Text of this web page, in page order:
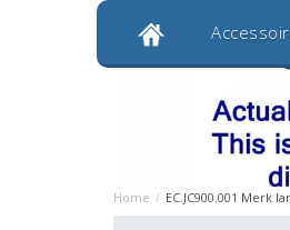
Originele
Home / EC.JC900.001 Merk